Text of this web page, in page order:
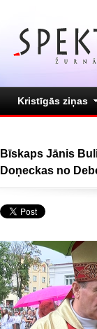
Kristīgās ziņas
Bīskaps Jānis
Doņeckas no